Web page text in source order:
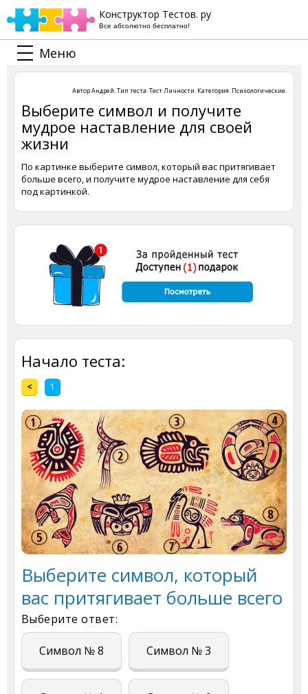
Конструктор Тестов. ру
Все абсолютно бесплатно!
Меню
АвторАндрей. Тип теста:Тест Личности. Категория: Психологические.
Выберите символ и получите
мудрое наставление для своей
жизни
По картинке выберите символ, который вас притягивает
больше всего, и получите мудрое наставление для себя
под картинкой.
Начало теста:
< 1
Выберите символ, который
вас притягивает больше всего
Выберите ответ:
Символ № 8 Символ № 3